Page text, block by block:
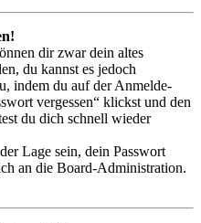
dir zwar dein altes
du kannst es jedoch
indem du auf der Anmelde-
vergessen“ klickst und den
du dich schnell wieder
Lage sein, dein Passwort
an die Board-Administration.